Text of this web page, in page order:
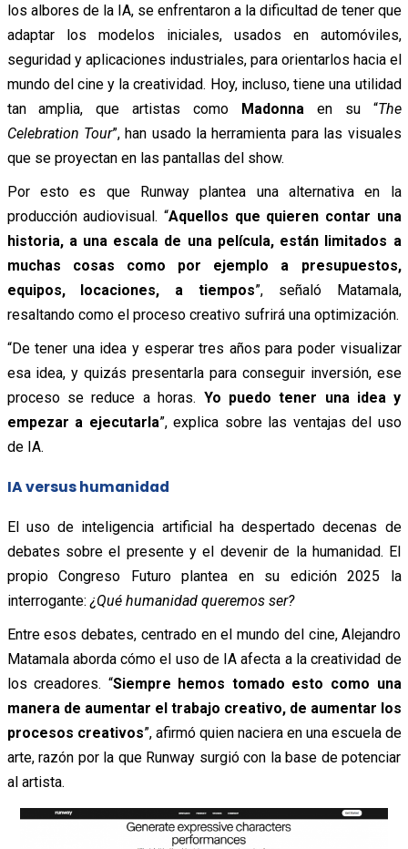
los albores de la IA, se enfrentaron a la dificultad de tener que
adaptar los modelos iniciales, usados en automóviles,
seguridad y aplicaciones industriales, para orientarlos hacia el
mundo del cine y la creatividad. Hoy, incluso, tiene una utilidad
tan amplia, que artistas como Madonna en su “The
Celebration Tour”, han usado la herramienta para las visuales
que se proyectan en las pantallas del show.
Por esto es que Runway plantea una alternativa en la
producción audiovisual. “Aquellos que quieren contar una
historia, a una escala de una película, están limitados a
muchas cosas como por ejemplo a presupuestos,
equipos, locaciones, a tiempos”, señaló Matamala,
resaltando como el proceso creativo sufrirá una optimización.
“De tener una idea y esperar tres años para poder visualizar
esa idea, y quizás presentarla para conseguir inversión, ese
proceso se reduce a horas. Yo puedo tener una idea y
empezar a ejecutarla”, explica sobre las ventajas del uso
de IA.
IA versus humanidad
El uso de inteligencia artificial ha despertado decenas de
debates sobre el presente y el devenir de la humanidad. El
propio Congreso Futuro plantea en su edición 2025 la
interrogante: ¿Qué humanidad queremos ser?
Entre esos debates, centrado en el mundo del cine, Alejandro
Matamala aborda cómo el uso de IA afecta a la creatividad de
los creadores. “Siempre hemos tomado esto como una
manera de aumentar el trabajo creativo, de aumentar los
procesos creativos”, afirmó quien naciera en una escuela de
arte, razón por la que Runway surgió con la base de potenciar
al artista.